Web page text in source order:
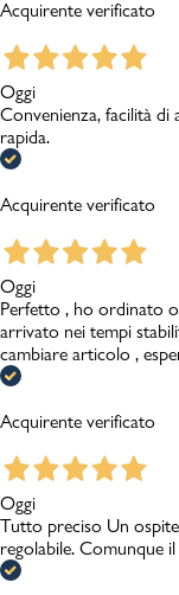
Acquirente verificato
Oggi
Convenienza, facilità di
rapida.
Acquirente verificato
Oggi
Perfetto , ho ordinato
arrivato nei tempi
cambiare articolo ,
Acquirente verificato
Oggi
Tutto preciso Un
regolabile. Comunque